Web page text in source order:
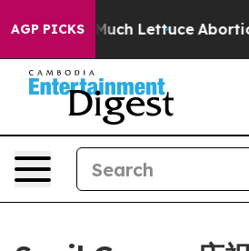
AGP PICKS
on So Much Lettuce Abortion